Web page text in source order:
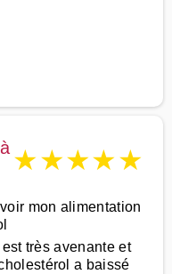
à ★★★★★
mon alimentation
très avenante et
a baissé